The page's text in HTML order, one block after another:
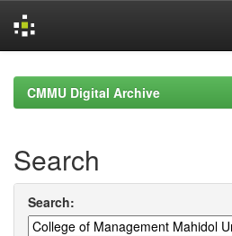
navigationCMMU Digital Archive
Search
Search: